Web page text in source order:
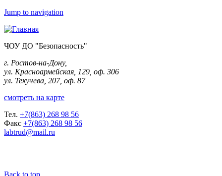
Jump to navigation
ЧОУ ДО "Безопасность"
г. Ростов-на-Дону,
ул. Красноармейская, 129, оф. 306
ул. Текучева, 207, оф. 87
смотреть на карте
Тел. +7(863) 268 98 56
Факс +7(863) 268 98 56
labtrud@mail.ru
Back to top